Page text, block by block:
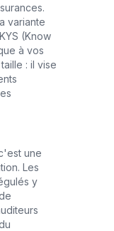
variante
(Know
à vos
: il vise
une
Les
y